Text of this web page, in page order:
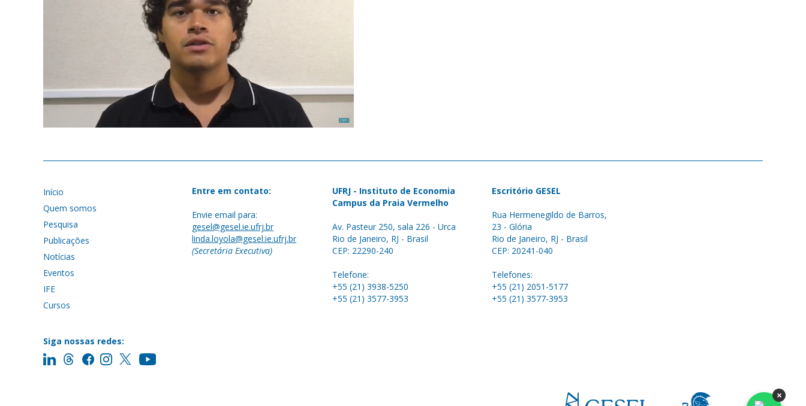
Início
Quem somos
Pesquisa
Publicações
Notícias
Eventos
IFE
Cursos
Siga nossas redes:
Entre em contato:
Envie email para:
gesel@gesel.ie.ufrj.br
linda.loyola@gesel.ie.ufrj.br
(Secretária Executiva)
UFRJ - Instituto de Economia
Campus da Praia Vermelho
Av. Pasteur 250, sala 226 - Urca
Rio de Janeiro, RJ - Brasil
CEP: 22290-240
Telefone:
+55 (21) 3938-5250
+55 (21) 3577-3953
Escritório GESEL
Rua Hermenegildo de Barros,
23 - Glória
Rio de Janeiro, RJ - Brasil
CEP: 20241-040
Telefones:
+55 (21) 2051-5177
+55 (21) 3577-3953
×